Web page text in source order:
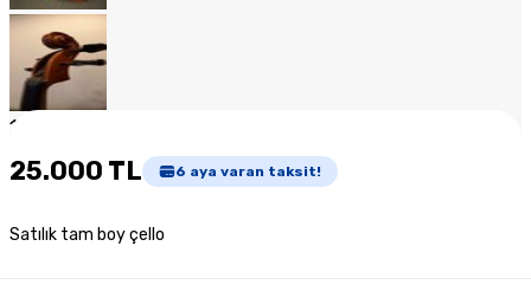
1
25.000 TL 6 aya varan taksit!
Satılık tam boy çello